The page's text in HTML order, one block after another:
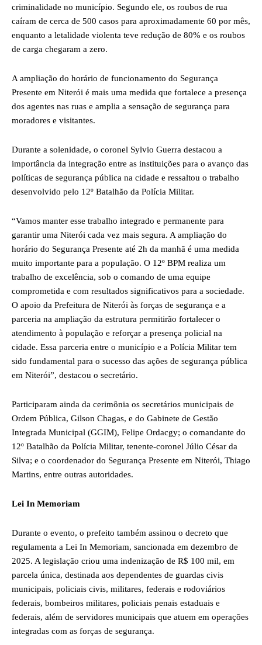
criminalidade no município. Segundo ele, os roubos de rua
caíram de cerca de 500 casos para aproximadamente 60 por mês,
enquanto a letalidade violenta teve redução de 80% e os roubos
de carga chegaram a zero.
A ampliação do horário de funcionamento do Segurança
Presente em Niterói é mais uma medida que fortalece a presença
dos agentes nas ruas e amplia a sensação de segurança para
moradores e visitantes.
Durante a solenidade, o coronel Sylvio Guerra destacou a
importância da integração entre as instituições para o avanço das
políticas de segurança pública na cidade e ressaltou o trabalho
desenvolvido pelo 12º Batalhão da Polícia Militar.
“Vamos manter esse trabalho integrado e permanente para
garantir uma Niterói cada vez mais segura. A ampliação do
horário do Segurança Presente até 2h da manhã é uma medida
muito importante para a população. O 12º BPM realiza um
trabalho de excelência, sob o comando de uma equipe
comprometida e com resultados significativos para a sociedade.
O apoio da Prefeitura de Niterói às forças de segurança e a
parceria na ampliação da estrutura permitirão fortalecer o
atendimento à população e reforçar a presença policial na
cidade. Essa parceria entre o município e a Polícia Militar tem
sido fundamental para o sucesso das ações de segurança pública
em Niterói”, destacou o secretário.
Participaram ainda da cerimônia os secretários municipais de
Ordem Pública, Gilson Chagas, e do Gabinete de Gestão
Integrada Municipal (GGIM), Felipe Ordacgy; o comandante do
12º Batalhão da Polícia Militar, tenente-coronel Júlio César da
Silva; e o coordenador do Segurança Presente em Niterói, Thiago
Martins, entre outras autoridades.
Lei In Memoriam
Durante o evento, o prefeito também assinou o decreto que
regulamenta a Lei In Memoriam, sancionada em dezembro de
2025. A legislação criou uma indenização de R$ 100 mil, em
parcela única, destinada aos dependentes de guardas civis
municipais, policiais civis, militares, federais e rodoviários
federais, bombeiros militares, policiais penais estaduais e
federais, além de servidores municipais que atuem em operações
integradas com as forças de segurança.